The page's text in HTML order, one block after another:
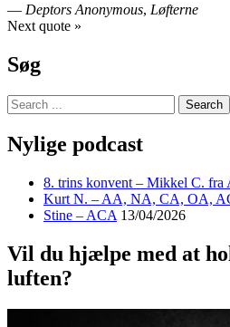
— Deptors Anonymous, Løfterne
Next quote »
Søg
Nylige podcast
8. trins konvent – Mikkel C.
Kurt N. – AA, NA, CA, OA,
Stine – ACA 13/04/2026
Vil du hjælpe med at
luften?